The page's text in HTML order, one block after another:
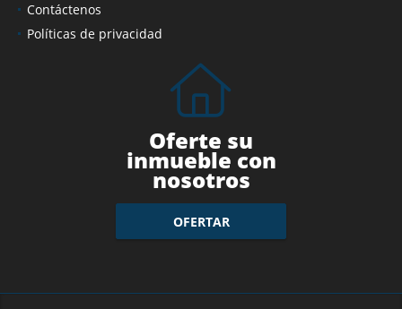
Contáctenos
Políticas de privacidad
Oferte su
inmueble con
nosotros
OFERTAR